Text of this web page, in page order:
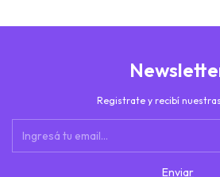
Registrate y recibí